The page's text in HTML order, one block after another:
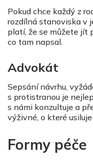
Pokud chce každý z
rozdílná stanoviska v
platí, že se můžete jít
co tam napsal.
Advokát
Sepsání návrhu,
s protistranou je
s námi konzultuje a
výživné, o které
Formy péče